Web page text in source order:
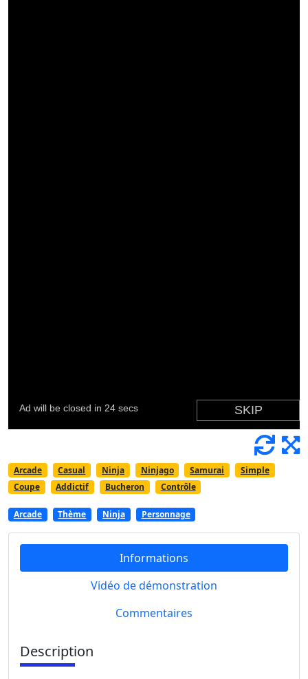
Arcade Casual Ninja Ninjago Samurai
Simple
Coupe
Addictif Bucheron Contrôle
Arcade Thème Ninja Personnage
Informations
Vidéo de démonstration
Commentaires
Description